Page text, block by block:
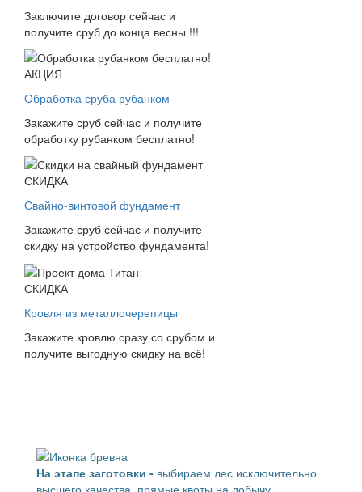
Заключите договор сейчас и
получите сруб до конца весны !!!
АКЦИЯ
Обработка сруба рубанком
Закажите сруб сейчас и получите
обработку рубанком бесплатно!
СКИДКА
Свайно-винтовой фундамент
Закажите сруб сейчас и получите
скидку на устройство фундамента!
СКИДКА
Кровля из металлочерепицы
Закажите кровлю сразу со срубом и
получите выгодную скидку на всё!
На этапе заготовки - выбираем лес исключительно
высшего качества, прямые квоты на добычу.